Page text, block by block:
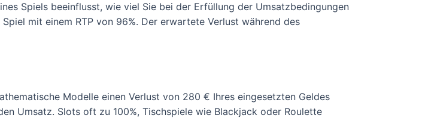
Spiels beeinflusst, wie viel Sie bei der Erfüllung der Umsatzbedingungen
mit einem RTP von 96%. Der erwartete Verlust während des
Modelle einen Verlust von 280 € Ihres eingesetzten Geldes
Umsatz. Slots oft zu 100%, Tischspiele wie Blackjack oder Roulette